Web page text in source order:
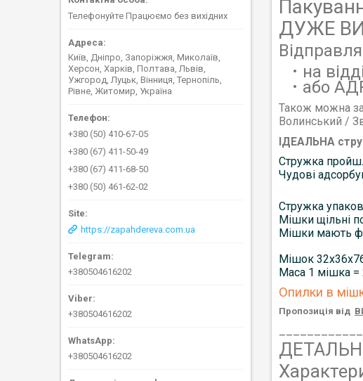
ДУЖЕ
на
або
Також можна
Волинський /
ІДЕАЛЬНА
Стружка
Чудові
Стружка
Мішки щільні
Мішки мають
Мішок
Маса 1 мішка =
Опилки в
Пропозиція від
Телефонуйте Працюємо без вихідних
Київ, Дніпро, Запоріжжя, Миколаїв,
Херсон, Харків, Полтава, Львів,
Ужгород, Луцьк, Вінниця, Тернопіль,
Рівне, Житомир, Україна
+380 (50) 410-67-05
+380 (67) 411-50-49
+380 (67) 411-68-50
+380 (50) 461-62-02
https://zapahdereva.com.ua
+380504616202
+380504616202
+380504616202